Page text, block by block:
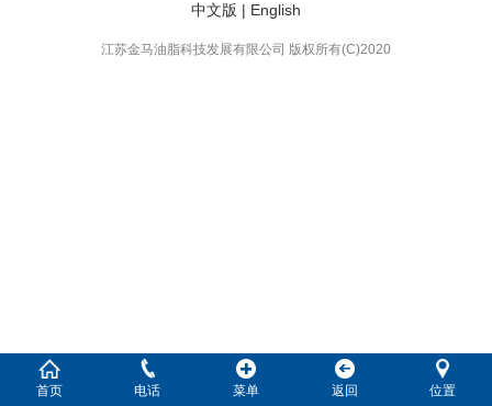
中文版 | English
江苏金马油脂科技发展有限公司 版权所有(C)2020
首页 电话 菜单 返回 位置